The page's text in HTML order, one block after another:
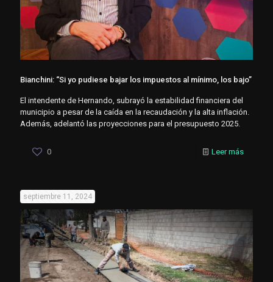
Bianchini: “Si yo pudiese bajar los impuestos al mínimo, los bajo”
El intendente de Hernando, subrayó la estabilidad financiera del
municipio a pesar de la caída en la recaudación y la alta inflación.
Además, adelantó las proyecciones para el presupuesto 2025.
0 Leer más
septiembre 11, 2024